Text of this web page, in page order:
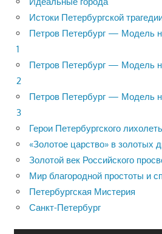
Истоки Петербургской
Петров Петербург — Модель
1
Петров Петербург — Модель
2
Петров Петербург — Модель
3
Герои Петербургского
«Золотое царство» в золотых
Золотой век Российского
Мир благородной простоты и
Петербургская Мистерия
Санкт-Петербург